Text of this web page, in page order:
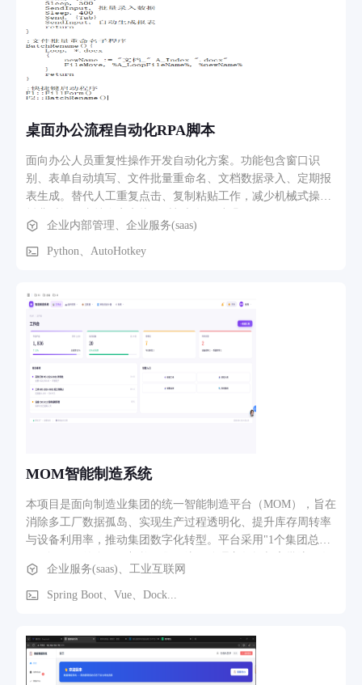
查看、导出客户信息跟进对接； 企业宣传推广流程：企业将官
网域名印在名片、宣传物料、短视频、社交平台引流，客户通
过链接进入官网全面了解企业实力、产品服务，实现线上品牌
获客。
桌面办公流程自动化RPA脚本
面向办公人员重复性操作开发自动化方案。功能包含窗口识
别、表单自动填写、文件批量重命名、文档数据录入、定期报
表生成。替代人工重复点击、复制粘贴工作，减少机械式操作
企业内部管理、企业服务(saas)
Python、AutoHotkey
MOM智能制造系统
本项目是面向制造业集团的统一智能制造平台（MOM），旨在
消除多工厂数据孤岛、实现生产过程透明化、提升库存周转率
与设备利用率，推动集团数字化转型。平台采用"1个集团总部
工厂独立运营与核算。 平台涵盖七大核心业务领域： 基础平
台（PLAT）：所有系统的统一底座，提供组织架构、用户权限
（ERP）：经营计划与业财一体化中枢，覆盖采购管理、销售
管理、生产计划（MPS/MRP/CRP）、库存/存货管理、财务管
理（总账/应收应付/成本核算），参照 SAP S/4HANA 功能模
企业服务(saas)、工业互联网
Spring Boot、Vue、Dock...